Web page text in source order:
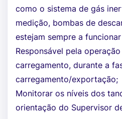
como o sistema de gás
medição, bombas de
estejam sempre a
Responsável pela
carregamento, durante a
carregamento/exportação;
Monitorar os níveis dos
orientação do Supervisor